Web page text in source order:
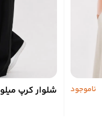
ناموجود شلوار کرپ میلو 3